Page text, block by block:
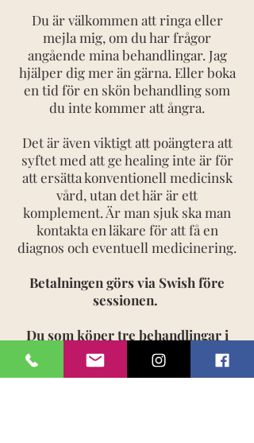
Du är välkommen att ringa eller
mejla mig, om du harfrågor
angående mina behandlingar. Jag
hjälper dig mer än gärna. Eller boka
en tid för en skön behandling som
du inte kommer att ångra.
Det är även viktigt att poängtera att
syftet med att ge healing inte är för
att ersätta konventionell medicinsk
vård, utan det här är ett
komplement. Är man sjuk ska man
kontakta en läkare för att få en
diagnos och eventuell medicinering.
Betalningen görs via Swish före
sessionen.
Du som köper tre behandlingar i
följd får 10% rabatt på den totala
summan, dvs att du betalar 1350 kr